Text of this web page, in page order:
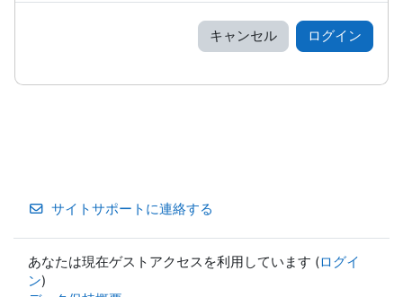
キャンセル ログイン
サイトサポートに連絡する
あなたは現在ゲストアクセスを利用しています (ログイ
ン)